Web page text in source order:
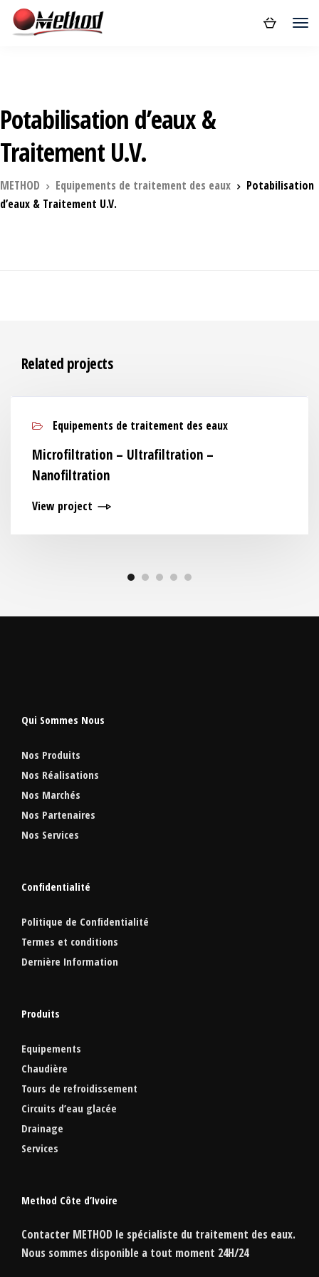
Potabilisation d’eaux &
Traitement U.V.
METHOD Equipements de traitement des eaux
Potabilisation
d’eaux & Traitement U.V.
Related projects
Equipements de traitement des eaux
Microfiltration – Ultrafiltration –
Nanofiltration
View project
Qui Sommes Nous
Nos Produits
Nos Réalisations
Nos Marchés
Nos Partenaires
Nos Services
Confidentialité
Politique de Confidentialité
Termes et conditions
Dernière Information
Produits
Equipements
Chaudière
Tours de refroidissement
Circuits d’eau glacée
Drainage
Services
Method Côte d’Ivoire
Contacter METHOD le spécialiste du traitement des eaux.
Nous sommes disponible a tout moment 24H/24